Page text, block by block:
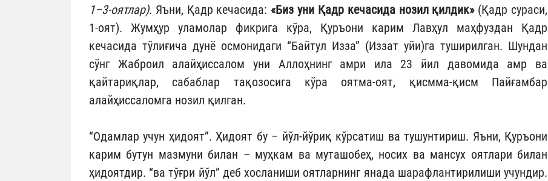
1–3-оятлар). Яъни, Қадр кечасида: «Биз уни Қадр кечасида нозил қилдик»(Қадр сураси,
1-оят). Жумҳур уламолар фикрига кўра, Қуръони карим Лавҳул маҳфуздан Қадр
кечасида тўлиғича дунё осмонидаги “Байтул Изза” (Иззат уйи)га туширилган. Шундан
сўнг Жаброил алайҳиссалом уни Аллоҳнинг амри ила 23 йил давомида амр ва
қайтариқлар, сабаблар тақозосига кўра оятма-оят, қисмма-қисм Пайғамбар
алайҳиссаломга нозил қилган.
“Одамлар учун ҳидоят”. Ҳидоят бу – йўл-йўриқ кўрсатиш ва тушунтириш. Яъни, Қуръони
карим бутун мазмуни билан – муҳкам ва муташобеҳ, носих ва мансух оятлари билан
ҳидоятдир. “ва тўғри йўл” деб хосланиши оятларнинг янада шарафлантирилиши учундир.